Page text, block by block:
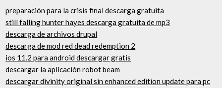
preparación para la crisis final descarga gratuita
still falling hunter hayes descarga gratuita de mp3
descarga de archivos drupal
descarga de mod red dead redemption 2
ios 11.2 para android descargar gratis
descargar la aplicación robot beam
descargar divinity original sin enhanced edition update para pc